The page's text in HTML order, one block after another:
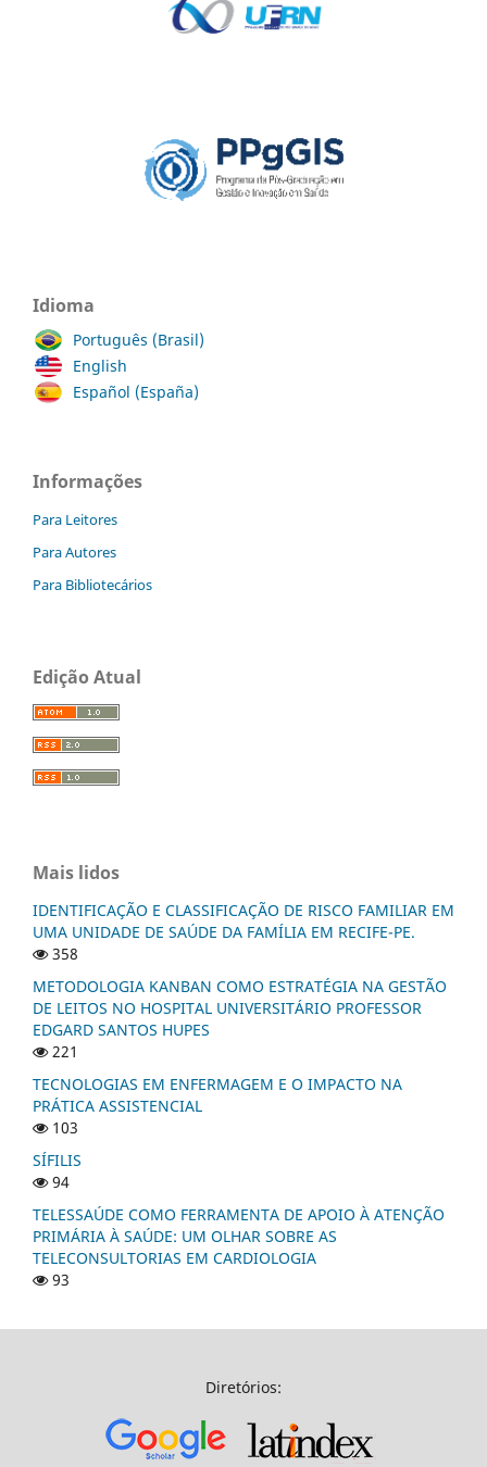
Idioma
Português (Brasil)
English
Español (España)
Informações
Para Leitores
Para Autores
Para Bibliotecários
Edição Atual
Mais lidos
IDENTIFICAÇÃO E CLASSIFICAÇÃO DE RISCO FAMILIAR EM
UMA UNIDADE DE SAÚDE DA FAMÍLIA EM RECIFE-PE.
358
METODOLOGIA KANBAN COMO ESTRATÉGIA NA GESTÃO
DE LEITOS NO HOSPITAL UNIVERSITÁRIO PROFESSOR
EDGARD SANTOS HUPES
221
TECNOLOGIAS EM ENFERMAGEM E O IMPACTO NA
PRÁTICA ASSISTENCIAL
103
SÍFILIS
94
TELESSAÚDE COMO FERRAMENTA DE APOIO À ATENÇÃO
PRIMÁRIA À SAÚDE: UM OLHAR SOBRE AS
TELECONSULTORIAS EM CARDIOLOGIA
93
Diretórios: